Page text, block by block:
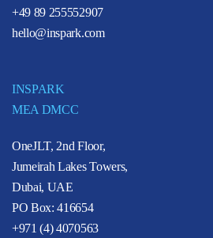
+49 89 255552907
hello@inspark.com
INSPARK
MEA DMCC
OneJLT, 2nd Floor,
Jumeirah Lakes Towers,
Dubai, UAE
PO Box: 416654
+971 (4) 4070563